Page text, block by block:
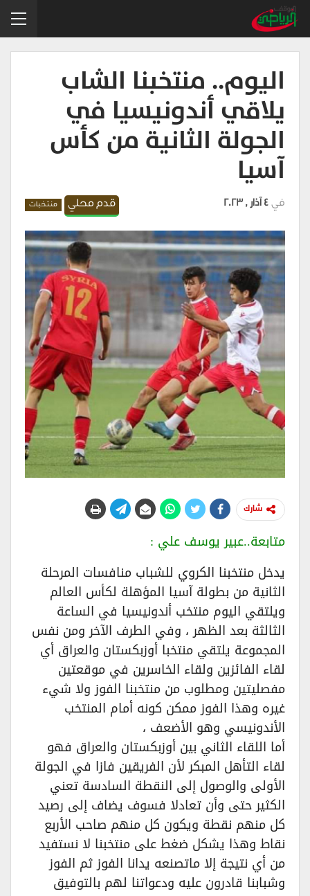
اليوم.. منتخبنا الشاب
يلاقي أندونيسيا في
الجولة الثانية من كأس
آسيا
قدم محلي منتخبات في 4 آذار , 2023
شارك
متابعة..عبير يوسف علي :
يدخل منتخبنا الكروي للشباب منافسات المرحلة
الثانية من بطولة آسيا المؤهلة لكأس العالم
ويلتقي اليوم منتخب أندونيسيا في الساعة
الثالثة بعد الظهر ، وفي الطرف الآخر ومن نفس
المجموعة يلتقي منتخبا أوزبكستان والعراق أي
لقاء الفائزين ولقاء الخاسرين في موقعتين
مفصليتين ومطلوب من منتخبنا الفوز ولا شيء
غيره وهذا الفوز ممكن كونه أمام المنتخب
الأندونيسي وهو الأضعف ،
أما اللقاء الثاني بين أوزبكستان والعراق فهو
لقاء التأهل المبكر لأن الفريقين فازا في الجولة
الأولى والوصول إلى النقطة السادسة تعني
الكثير حتى وأن تعادلا فسوف يضاف إلى رصيد
كل منهم نقطة ويكون كل منهم صاحب الأربع
نقاط وهذا يشكل ضغط على منتخبنا لا نستفيد
من أي نتيجة إلا ماتصنعه يدانا الفوز ثم الفوز
وشبابنا قادرون عليه ودعواتنا لهم بالتوفيق